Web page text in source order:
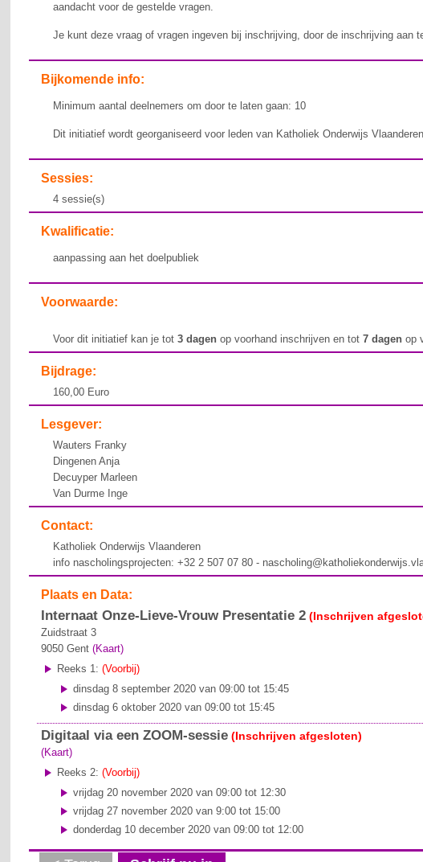
aandacht voor de gestelde vragen.
Je kunt deze vraag of vragen ingeven bij inschrijving, door de inschrijving aan
Bijkomende info:
Minimum aantal deelnemers om door te laten gaan: 10
Dit initiatief wordt georganiseerd voor leden van Katholiek Onderwijs
Sessies:
4 sessie(s)
Kwalificatie:
aanpassing aan het doelpubliek
Voorwaarde:
Voor dit initiatief kan je tot3 dagen op voorhand inschrijven en tot7 dagenop
Bijdrage:
160,00 Euro
Lesgever:
Wauters Franky
Dingenen Anja
Decuyper Marleen
Van Durme Inge
Contact:
Katholiek Onderwijs Vlaanderen
info nascholingsprojecten: +32 2 507 07 80 -
Plaats en Data:
Internaat Onze-Lieve-Vrouw Presentatie 2 (Inschrijven
Zuidstraat 3
9050 Gent (Kaart)
Reeks 1:(Voorbij)
dinsdag 8 september 2020 van 09:00 tot 15:45
dinsdag 6 oktober 2020 van 09:00 tot 15:45
Digitaal via een ZOOM-sessie (Inschrijven afgesloten)
(Kaart)
Reeks 2:(Voorbij)
vrijdag 20 november 2020 van 09:00 tot 12:30
vrijdag 27 november 2020 van 9:00 tot 15:00
donderdag 10 december 2020 van 09:00 tot 12:00